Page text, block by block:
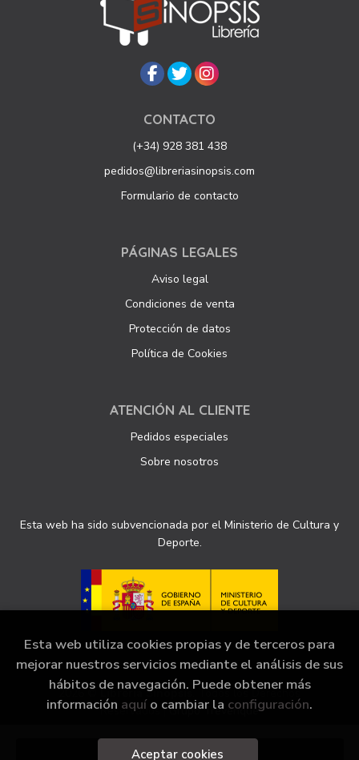
CONTACTO
(+34) 928 381 438
pedidos@libreriasinopsis.com
Formulario de contacto
PÁGINAS LEGALES
Aviso legal
Condiciones de venta
Protección de datos
Política de Cookies
ATENCIÓN AL CLIENTE
Pedidos especiales
Sobre nosotros
Esta web ha sido subvencionada por el Ministerio de Cultura y
Deporte.
2026 ©Librería Sinopsis . Todos los Derechos
Reservados |Grupo Trevenque
Esta web utiliza cookies propias y de terceros para
mejorar nuestros servicios mediante el análisis de sus
hábitos de navegación. Puede obtener más
información aquí o cambiar la configuración.
Aceptar cookies